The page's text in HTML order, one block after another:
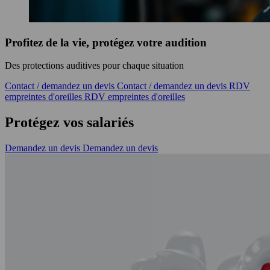
Profitez de la vie, protégez votre audition
Des protections auditives pour chaque situation
Contact / demandez un devis Contact / demandez un devis RDV
empreintes d'oreilles RDV empreintes d'oreilles
Protégez vos salariés
Demandez un devis Demandez un devis